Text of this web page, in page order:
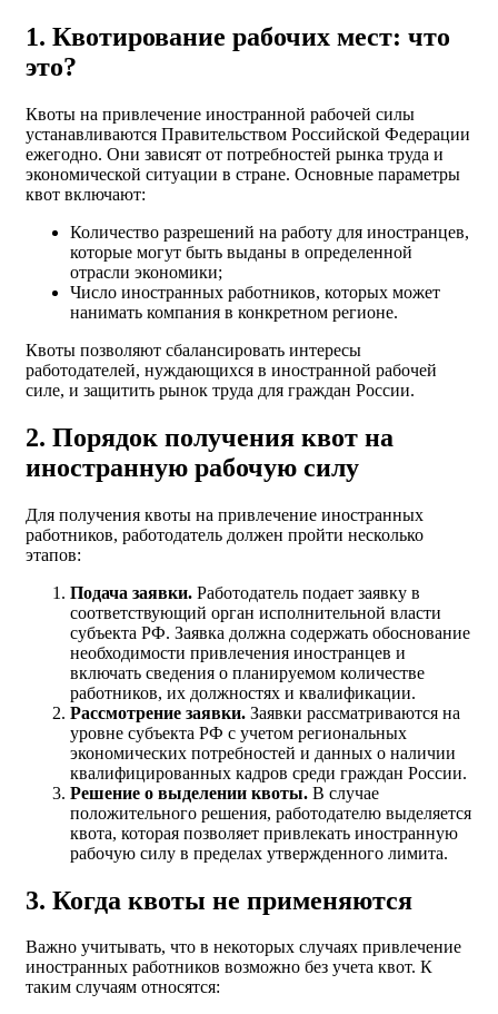
1. Квотирование рабочих мест: что
это?
Квоты на привлечение иностранной рабочей силы
устанавливаются Правительством Российской Федерации
ежегодно. Они зависят от потребностей рынка труда и
экономической ситуации в стране. Основные параметры
квот включают:
Количество разрешений на работу для иностранцев,
которые могут быть выданы в определенной
отрасли экономики;
Число иностранных работников, которых может
нанимать компания в конкретном регионе.
Квоты позволяют сбалансировать интересы
работодателей, нуждающихся в иностранной рабочей
силе, и защитить рынок труда для граждан России.
2. Порядок получения квот на
иностранную рабочую силу
Для получения квоты на привлечение иностранных
работников, работодатель должен пройти несколько
этапов:
Подача заявки. Работодатель подает заявку в
соответствующий орган исполнительной власти
субъекта РФ. Заявка должна содержать обоснование
необходимости привлечения иностранцев и
включать сведения о планируемом количестве
работников, их должностях и квалификации.
Рассмотрение заявки. Заявки рассматриваются на
уровне субъекта РФ с учетом региональных
экономических потребностей и данных о наличии
квалифицированных кадров среди граждан России.
Решение о выделении квоты. В случае
положительного решения, работодателю выделяется
квота, которая позволяет привлекать иностранную
рабочую силу в пределах утвержденного лимита.
3. Когда квоты не применяются
Важно учитывать, что в некоторых случаях привлечение
иностранных работников возможно без учета квот. К
таким случаям относятся: